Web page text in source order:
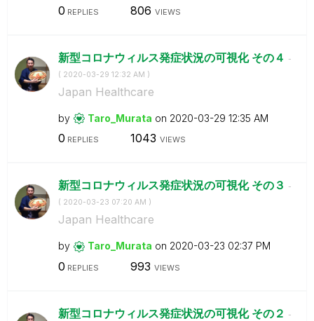
0 REPLIES 806 VIEWS
新型コロナウィルス発症状況の可視化 その４
-
( ‎2020-03-29 12:32 AM )
Japan Healthcare
by Taro_Murata on ‎2020-03-29 12:35 AM
0 REPLIES 1043 VIEWS
新型コロナウィルス発症状況の可視化 その３
-
( ‎2020-03-23 07:20 AM )
Japan Healthcare
by Taro_Murata on ‎2020-03-23 02:37 PM
0 REPLIES 993 VIEWS
新型コロナウィルス発症状況の可視化 その２
-